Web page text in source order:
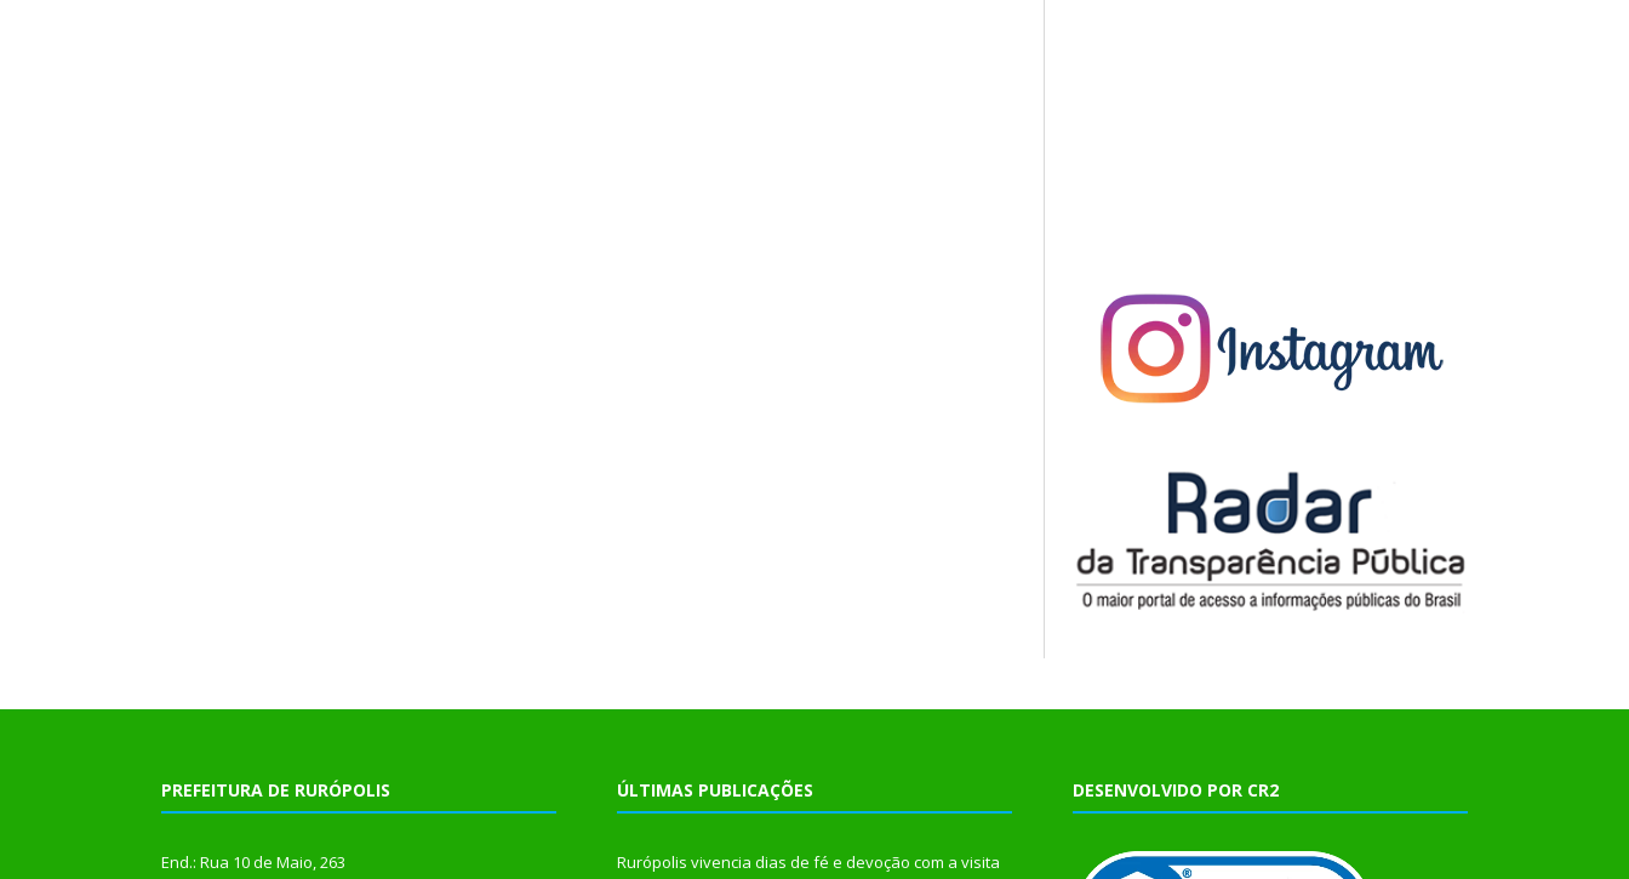
PREFEITURA DE RURÓPOLIS
End.: Rua 10 de Maio, 263
ÚLTIMAS PUBLICAÇÕES
Rurópolis vivencia dias de fé e devoção com a visita
DESENVOLVIDO POR CR2